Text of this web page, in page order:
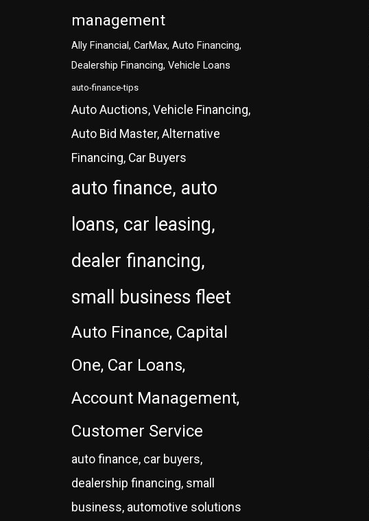
management
Ally Financial, CarMax, Auto Financing,
Dealership Financing, Vehicle Loans
auto-finance-tips
Auto Auctions, Vehicle Financing,
Auto Bid Master, Alternative
Financing, Car Buyers
auto finance, auto
loans, car leasing,
dealer financing,
small business fleet
Auto Finance, Capital
One, Car Loans,
Account Management,
Customer Service
auto finance, car buyers,
dealership financing, small
business, automotive solutions